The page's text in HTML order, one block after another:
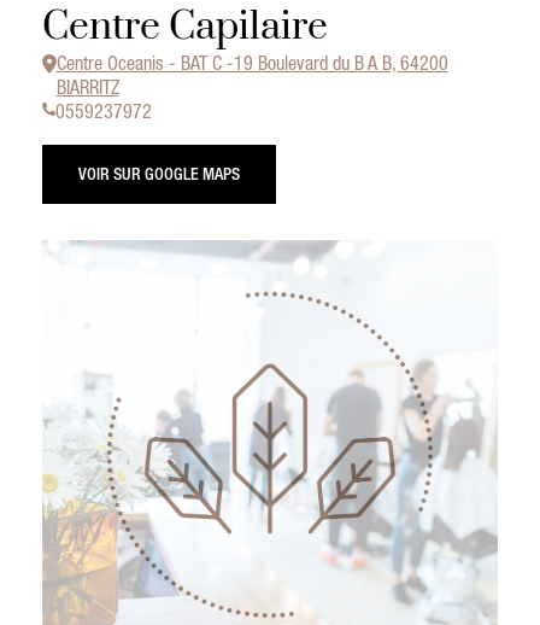
Centre Capilaire
Centre Oceanis - BAT C -19 Boulevard du B A B, 64200
BIARRITZ
0559237972
VOIR SUR GOOGLE MAPS